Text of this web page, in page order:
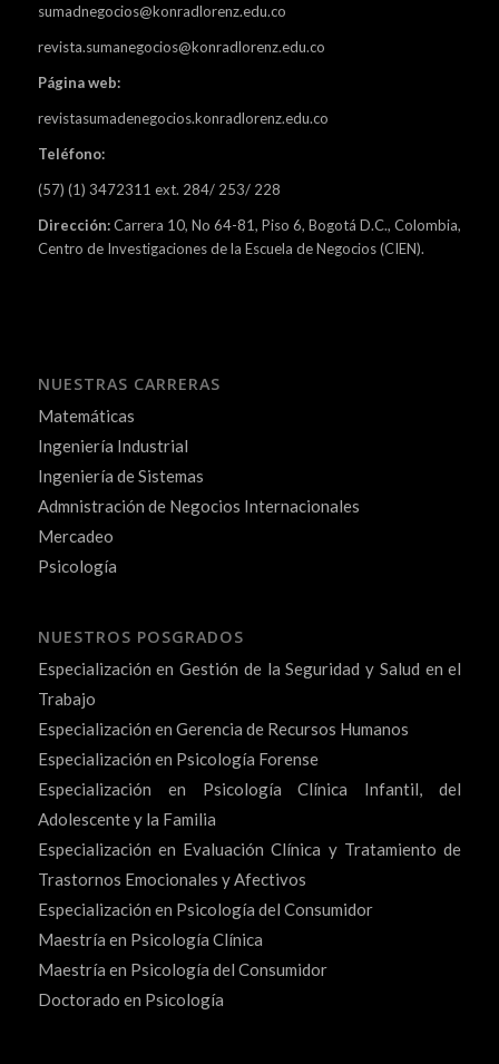
sumadnegocios@konradlorenz.edu.co
revista.sumanegocios@konradlorenz.edu.co
Página web:
revistasumadenegocios.konradlorenz.edu.co
Teléfono:
(57) (1) 3472311 ext. 284/ 253/ 228
Dirección:Carrera 10, No 64-81, Piso 6, Bogotá D.C., Colombia,
Centro de Investigaciones de la Escuela de Negocios (CIEN).
NUESTRAS CARRERAS
Matemáticas
Ingeniería Industrial
Ingeniería de Sistemas
Admnistración de Negocios Internacionales
Mercadeo
Psicología
NUESTROS POSGRADOS
Especialización en Gestión de la Seguridad y Salud en el
Trabajo
Especialización en Gerencia de Recursos Humanos
Especialización en Psicología Forense
Especialización en Psicología Clínica Infantil, del
Adolescente y la Familia
Especialización en Evaluación Clínica y Tratamiento de
Trastornos Emocionales y Afectivos
Especialización en Psicología del Consumidor
Maestría en Psicología Clínica
Maestría en Psicología del Consumidor
Doctorado en Psicología